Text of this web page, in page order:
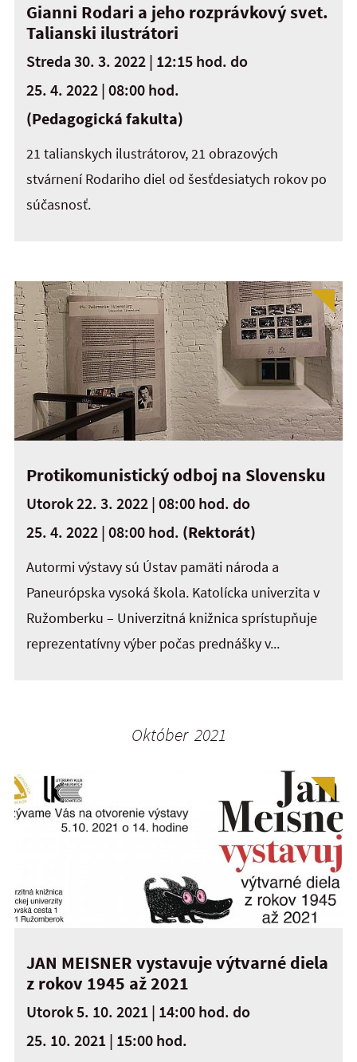
Gianni Rodari a jeho rozprávkový svet.
Talianski ilustrátori
Streda 30. 3. 2022 | 12:15 hod. do
25. 4. 2022 | 08:00 hod.
(Pedagogická fakulta)
21 talianskych ilustrátorov, 21 obrazových
stvárnení Rodariho diel od šesťdesiatych rokov po
súčasnosť.
Protikomunistický odboj na Slovensku
Utorok 22. 3. 2022 | 08:00 hod. do
25. 4. 2022 | 08:00 hod. (Rektorát)
Autormi výstavy sú Ústav pamäti národa a
Paneurópska vysoká škola. Katolícka univerzita v
Ružomberku – Univerzitná knižnica sprístupňuje
reprezentatívny výber počas prednášky v...
Október 2021
JAN MEISNER vystavuje výtvarné diela
z rokov 1945 až 2021
Utorok 5. 10. 2021 | 14:00 hod. do
25. 10. 2021 | 15:00 hod.